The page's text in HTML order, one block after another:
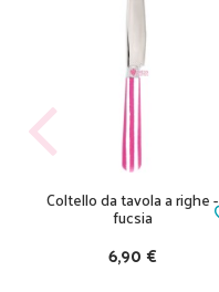
Coltello da tavola a righe -
fucsia
6,90 €